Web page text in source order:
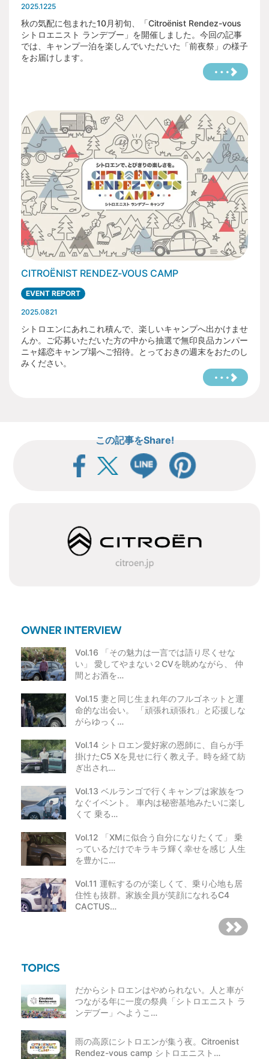
2025.1225
秋の気配に包まれた10月初旬、「Citroënist Rendez-vous
シトロエニスト ランデブー」を開催しました。今回の記事
では、キャンプ一泊を楽しんでいただいた「前夜祭」の様子
をお届けします。
CITROËNIST RENDEZ-VOUS CAMP
EVENT REPORT
2025.0821
シトロエンにあれこれ積んで、楽しいキャンプへ出かけませ
んか。ご応募いただいた方の中から抽選で無印良品カンパー
ニャ嬬恋キャンプ場へご招待。とっておきの週末をおたのし
みください。
この記事をShare!
Vol.16 「その魅力は一言では語り尽くせな
い」 愛してやまない２CVを眺めながら、 仲
間とお酒を…
Vol.15 妻と同じ生まれ年のフルゴネットと運
命的な出会い。 「頑張れ頑張れ」と応援しな
がらゆっく…
Vol.14 シトロエン愛好家の恩師に、自らが手
掛けたC5 Xを見せに行く教え子。時を経て紡
ぎ出され…
Vol.13 ベルランゴで行くキャンプは家族をつ
なぐイベント。 車内は秘密基地みたいに楽し
くて 乗る…
Vol.12 「XMに似合う自分になりたくて」 乗
っているだけでキラキラ輝く幸せを感じ 人生
を豊かに…
Vol.11 運転するのが楽しくて、乗り心地も居
住性も抜群。家族全員が笑顔になれるC4
CACTUS…
だからシトロエンはやめられない。人と車が
つながる年に一度の祭典「シトロエニスト ラ
ンデブー」へようこ…
雨の高原にシトロエンが集う夜。Citroenist
Rendez-vous camp シトロエニスト…